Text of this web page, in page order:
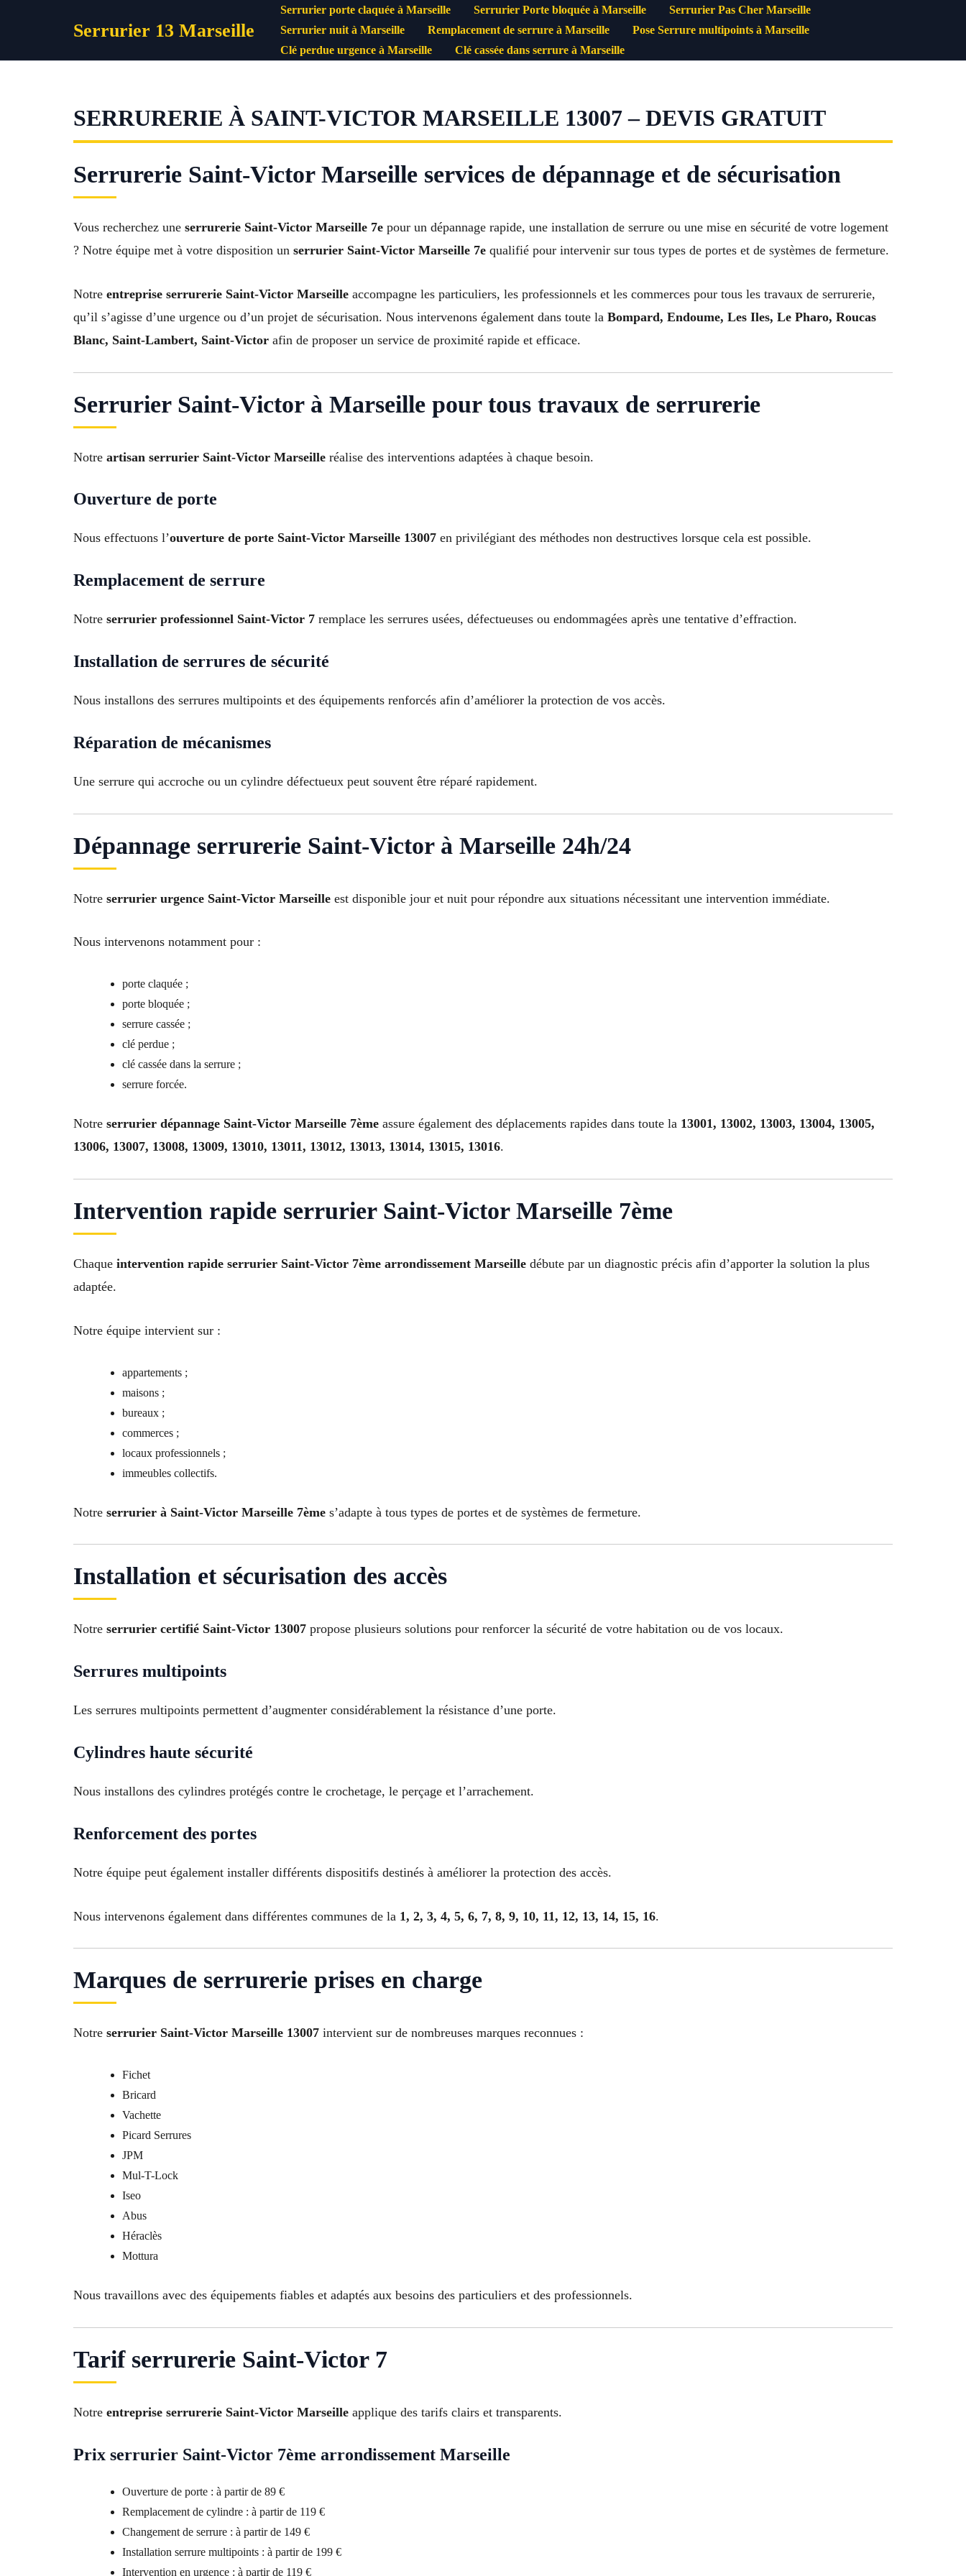
Serrurier 13 Marseille
Serrurier porte claquée à Marseille Serrurier Porte bloquée à Marseille
Serrurier Pas Cher Marseille
Serrurier nuit à Marseille
Remplacement de serrure à Marseille
Pose Serrure multipoints à Marseille
Clé perdue urgence à Marseille
Clé cassée dans serrure à Marseille
SERRURERIE À SAINT-VICTOR MARSEILLE 13007 – DEVIS GRATUIT
Serrurerie Saint-Victor Marseille services de dépannage et de sécurisation
Vous recherchez une serrurerie Saint-Victor Marseille 7e pour un dépannage rapide, une installation de serrure ou une mise en sécurité de votre logement
? Notre équipe met à votre disposition un serrurier Saint-Victor Marseille 7e qualifié pour intervenir sur tous types de portes et de systèmes de fermeture.
Notre entreprise serrurerie Saint-Victor Marseille accompagne les particuliers, les professionnels et les commerces pour tous les travaux de serrurerie,
qu’il s’agisse d’une urgence ou d’un projet de sécurisation. Nous intervenons également dans toute la Bompard, Endoume, Les Iles, Le Pharo, Roucas
Blanc, Saint-Lambert, Saint-Victor afin de proposer un service de proximité rapide et efficace.
Serrurier Saint-Victor à Marseille pour tous travaux de serrurerie
Notre artisan serrurier Saint-Victor Marseille réalise des interventions adaptées à chaque besoin.
Ouverture de porte
Nous effectuons l’ouverture de porte Saint-Victor Marseille 13007 en privilégiant des méthodes non destructives lorsque cela est possible.
Remplacement de serrure
Notre serrurier professionnel Saint-Victor 7 remplace les serrures usées, défectueuses ou endommagées après une tentative d’effraction.
Installation de serrures de sécurité
Nous installons des serrures multipoints et des équipements renforcés afin d’améliorer la protection de vos accès.
Réparation de mécanismes
Une serrure qui accroche ou un cylindre défectueux peut souvent être réparé rapidement.
Dépannage serrurerie Saint-Victor à Marseille 24h/24
Notre serrurier urgence Saint-Victor Marseille est disponible jour et nuit pour répondre aux situations nécessitant une intervention immédiate.
Nous intervenons notamment pour :
porte claquée ;
porte bloquée ;
serrure cassée ;
clé perdue ;
clé cassée dans la serrure ;
serrure forcée.
Notre serrurier dépannage Saint-Victor Marseille 7ème assure également des déplacements rapides dans toute la 13001, 13002, 13003, 13004, 13005,
13006, 13007, 13008, 13009, 13010, 13011, 13012, 13013, 13014, 13015, 13016.
Intervention rapide serrurier Saint-Victor Marseille 7ème
Chaque intervention rapide serrurier Saint-Victor 7ème arrondissement Marseille débute par un diagnostic précis afin d’apporter la solution la plus
adaptée.
Notre équipe intervient sur :
appartements ;
maisons ;
bureaux ;
commerces ;
locaux professionnels ;
immeubles collectifs.
Notre serrurier à Saint-Victor Marseille 7ème s’adapte à tous types de portes et de systèmes de fermeture.
Installation et sécurisation des accès
Notre serrurier certifié Saint-Victor 13007 propose plusieurs solutions pour renforcer la sécurité de votre habitation ou de vos locaux.
Serrures multipoints
Les serrures multipoints permettent d’augmenter considérablement la résistance d’une porte.
Cylindres haute sécurité
Nous installons des cylindres protégés contre le crochetage, le perçage et l’arrachement.
Renforcement des portes
Notre équipe peut également installer différents dispositifs destinés à améliorer la protection des accès.
Nous intervenons également dans différentes communes de la 1, 2, 3, 4, 5, 6, 7, 8, 9, 10, 11, 12, 13, 14, 15, 16.
Marques de serrurerie prises en charge
Notre serrurier Saint-Victor Marseille 13007 intervient sur de nombreuses marques reconnues :
Fichet
Bricard
Vachette
Picard Serrures
JPM
Mul-T-Lock
Iseo
Abus
Héraclès
Mottura
Nous travaillons avec des équipements fiables et adaptés aux besoins des particuliers et des professionnels.
Tarif serrurerie Saint-Victor 7
Notre entreprise serrurerie Saint-Victor Marseille applique des tarifs clairs et transparents.
Prix serrurier Saint-Victor 7ème arrondissement Marseille
Ouverture de porte : à partir de 89 €
Remplacement de cylindre : à partir de 119 €
Changement de serrure : à partir de 149 €
Installation serrure multipoints : à partir de 199 €
Intervention en urgence : à partir de 119 €